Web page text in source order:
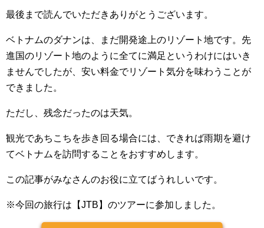
最後まで読んでいただきありがとうございます。
ベトナムのダナンは、まだ開発途上のリゾート地です。先
進国のリゾート地のように全てに満足というわけにはいき
ませんでしたが、安い料金でリゾート気分を味わうことが
できました。
ただし、残念だったのは天気。
観光であちこちを歩き回る場合には、できれば雨期を避け
てベトナムを訪問することをおすすめします。
この記事がみなさんのお役に立てばうれしいです。
※今回の旅行は【JTB】のツアーに参加しました。